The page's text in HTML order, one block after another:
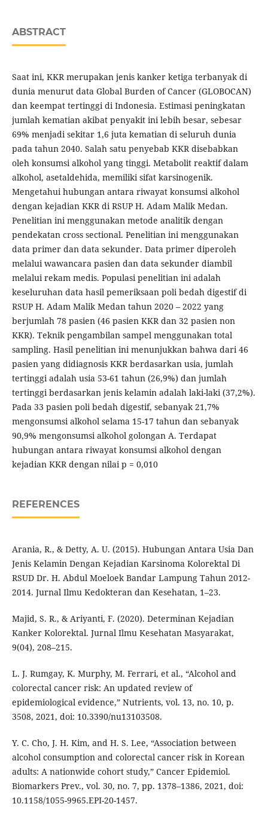
ABSTRACT
Saat ini, KKR merupakan jenis kanker ketiga terbanyak di
dunia menurut data Global Burden of Cancer (GLOBOCAN)
dan keempat tertinggi di Indonesia. Estimasi peningkatan
jumlah kematian akibat penyakit ini lebih besar, sebesar
69% menjadi sekitar 1,6 juta kematian di seluruh dunia
pada tahun 2040. Salah satu penyebab KKR disebabkan
oleh konsumsi alkohol yang tinggi. Metabolit reaktif dalam
alkohol, asetaldehida, memiliki sifat karsinogenik.
Mengetahui hubungan antara riwayat konsumsi alkohol
dengan kejadian KKR di RSUP H. Adam Malik Medan.
Penelitian ini menggunakan metode analitik dengan
pendekatan cross sectional. Penelitian ini menggunakan
data primer dan data sekunder. Data primer diperoleh
melalui wawancara pasien dan data sekunder diambil
melalui rekam medis. Populasi penelitian ini adalah
keseluruhan data hasil pemeriksaan poli bedah digestif di
RSUP H. Adam Malik Medan tahun 2020 – 2022 yang
berjumlah 78 pasien (46 pasien KKR dan 32 pasien non
KKR). Teknik pengambilan sampel menggunakan total
sampling. Hasil penelitian ini menunjukkan bahwa dari 46
pasien yang didiagnosis KKR berdasarkan usia, jumlah
tertinggi adalah usia 53-61 tahun (26,9%) dan jumlah
tertinggi berdasarkan jenis kelamin adalah laki-laki (37,2%).
Pada 33 pasien poli bedah digestif, sebanyak 21,7%
mengonsumsi alkohol selama 15-17 tahun dan sebanyak
90,9% mengonsumsi alkohol golongan A. Terdapat
hubungan antara riwayat konsumsi alkohol dengan
kejadian KKR dengan nilai p = 0,010
REFERENCES
Arania, R., & Detty, A. U. (2015). Hubungan Antara Usia Dan
Jenis Kelamin Dengan Kejadian Karsinoma Kolorektal Di
RSUD Dr. H. Abdul Moeloek Bandar Lampung Tahun 2012-
2014. Jurnal Ilmu Kedokteran dan Kesehatan, 1–23.
Majid, S. R., & Ariyanti, F. (2020). Determinan Kejadian
Kanker Kolorektal. Jurnal Ilmu Kesehatan Masyarakat,
9(04), 208–215.
L. J. Rumgay, K. Murphy, M. Ferrari, et al., “Alcohol and
colorectal cancer risk: An updated review of
epidemiological evidence,” Nutrients, vol. 13, no. 10, p.
3508, 2021, doi: 10.3390/nu13103508.
Y. C. Cho, J. H. Kim, and H. S. Lee, “Association between
alcohol consumption and colorectal cancer risk in Korean
adults: A nationwide cohort study,” Cancer Epidemiol.
Biomarkers Prev., vol. 30, no. 7, pp. 1378–1386, 2021, doi:
10.1158/1055-9965.EPI-20-1457.